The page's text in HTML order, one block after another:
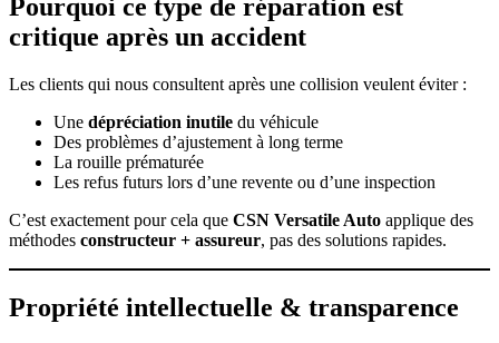
Pourquoi ce type de réparation est
critique après un accident
Les clients qui nous consultent après une collision veulent éviter :
Une dépréciation inutile du véhicule
Des problèmes d’ajustement à long terme
La rouille prématurée
Les refus futurs lors d’une revente ou d’une inspection
C’est exactement pour cela que CSN Versatile Auto applique des
méthodes constructeur + assureur, pas des solutions rapides.
Propriété intellectuelle & transparence